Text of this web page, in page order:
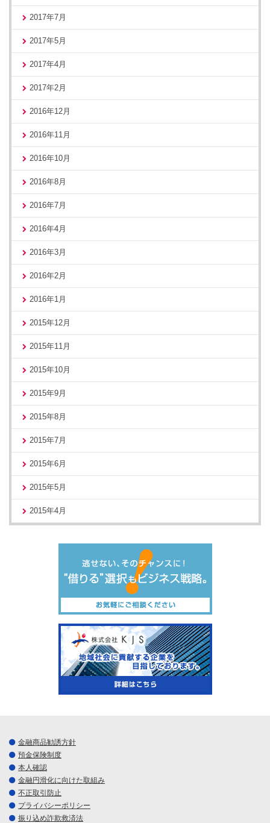
2017年7月
2017年5月
2017年4月
2017年2月
2016年12月
2016年11月
2016年10月
2016年8月
2016年7月
2016年4月
2016年3月
2016年2月
2016年1月
2015年12月
2015年11月
2015年10月
2015年9月
2015年8月
2015年7月
2015年6月
2015年5月
2015年4月
金融商品勧誘方針
預金保険制度
本人確認
金融円滑化に向けた取組み
不正取引防止
プライバシーポリシー
振り込め詐欺救済法